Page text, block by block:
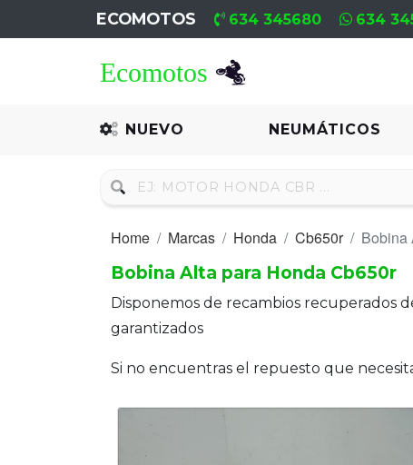
ECOMOTOS 634 345680 634
NUEVO NEUMÁTICOS
Recambio
Neumáticos
Motores
Motores
Home Marcas Honda Cb650r
Bobina
Bobina Alta para Honda Cb650r
Disponemos de recambios recuperados
garantizados
Si no encuentras el repuesto que